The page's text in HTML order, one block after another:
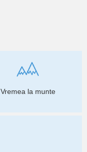
Vremea la munte